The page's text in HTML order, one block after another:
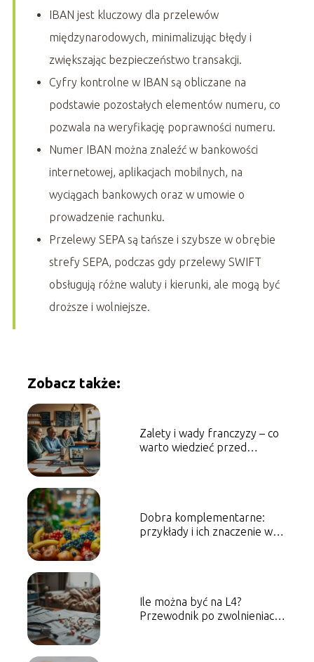
IBAN jest kluczowy dla przelewów
międzynarodowych, minimalizując błędy i
zwiększając bezpieczeństwo transakcji.
Cyfry kontrolne w IBAN są obliczane na
podstawie pozostałych elementów numeru, co
pozwala na weryfikację poprawności numeru.
Numer IBAN można znaleźć w bankowości
internetowej, aplikacjach mobilnych, na
wyciągach bankowych oraz w umowie o
prowadzenie rachunku.
Przelewy SEPA są tańsze i szybsze w obrębie
strefy SEPA, podczas gdy przelewy SWIFT
obsługują różne waluty i kierunki, ale mogą być
droższe i wolniejsze.
Zobacz także:
Zalety i wady franczyzy – co
warto wiedzieć przed
Dobra komplementarne:
przykłady i ich znaczenie w
Ile można być na L4?
Przewodnik po zwolnieniach